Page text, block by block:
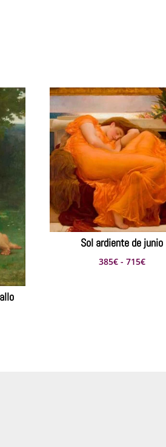
Sol ardiente de junio
385€ - 715€Rango